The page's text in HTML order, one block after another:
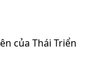
của Thái Triển